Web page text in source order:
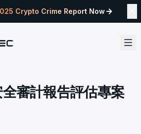
Crypto Crime Report Now
審計報告評估專案